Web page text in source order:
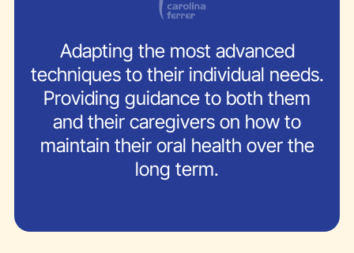
Adapting the most advanced
techniques to their individual needs.
Providing guidance to both them
and their caregivers on how to
maintain their oral health over the
long term.